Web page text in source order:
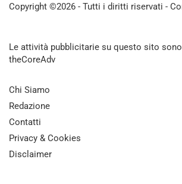
Copyright ©2026 - Tutti i diritti riservati -
Le attività pubblicitarie su questo sito
theCoreAdv
Chi Siamo
Redazione
Contatti
Privacy & Cookies
Disclaimer